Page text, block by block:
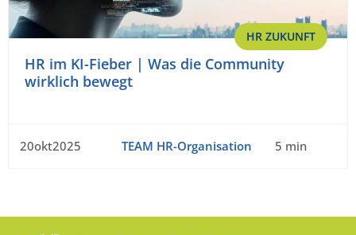
HR ZUKUNFT
HR im KI-Fieber | Was die Community
wirklich bewegt
20okt2025 TEAM HR-Organisation 5 min